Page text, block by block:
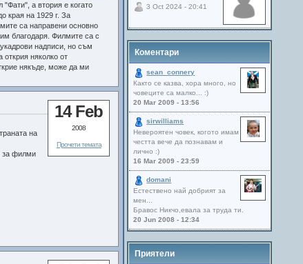
а втория е когато
края на 1929 г. За
са направени основно
благодаря. Филмите са с
надписи, но съм
няколко от
някъде, може да ми
14 Feb
2008
Прочети темата
на
за филми
3 Oct 2024 - 20:41
Коментари
sean_connery
Както се казва, хора много, но
човеците са малко... :)
20 Mar 2009 - 13:56
sirwilliams
Невероятен човек, когото имам
честта вече да познавам и
лично :)
16 Mar 2009 - 23:59
domani
Естествено най добрият за
мен...
Бравос Никчо,евала за труда ти.
20 Jun 2008 - 12:34
Приятели